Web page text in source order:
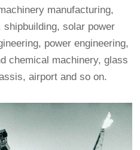
manufacturing,
solar power
power engineering,
chemical machinery, glass
airport and so on.